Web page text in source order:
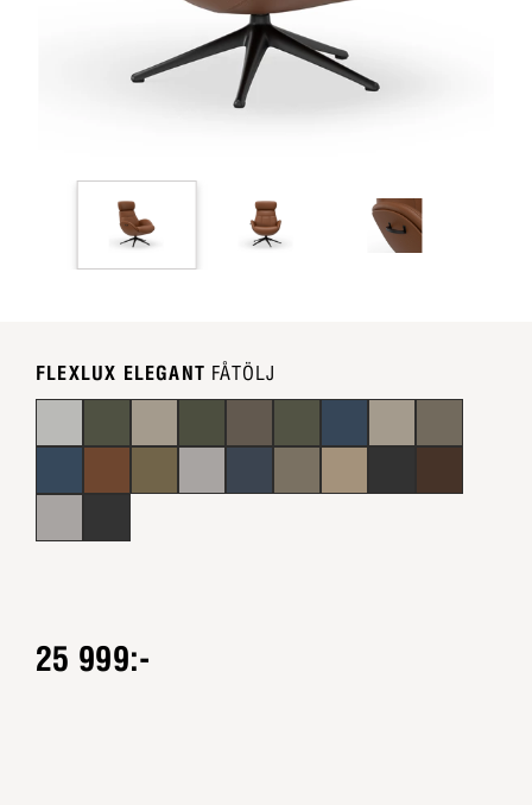
FLEXLUX ELEGANT FÅTÖLJ
25 999:-